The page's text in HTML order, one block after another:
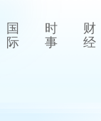
国
际
时
事
财
经